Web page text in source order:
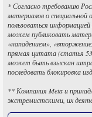
* Согласно требованию
материалов о
пользоваться
можем публиковать
«нападением»,
прямая цитата (статья
может быть взыскан
последовать блокировка
** Компания Meta и
экстремистскими, их